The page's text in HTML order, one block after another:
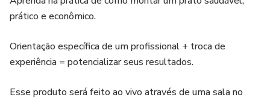
prático e econômico.
Orientação específica de um profissional + troca de
experiência = potencializar seus resultados.
Esse produto será feito ao vivo através de uma sala no